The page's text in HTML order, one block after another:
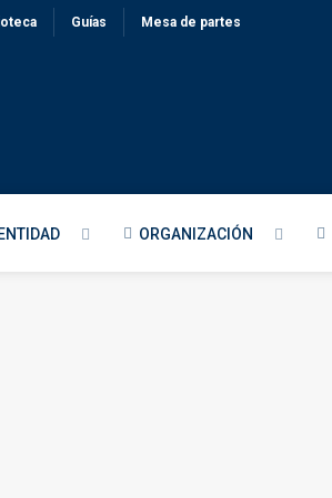
Guías Mesa de partes
ORGANIZACIÓN